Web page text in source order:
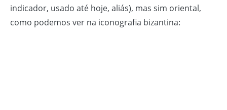
indicador, usado até hoje, aliás), mas sim oriental,
como podemos ver na iconografia bizantina: